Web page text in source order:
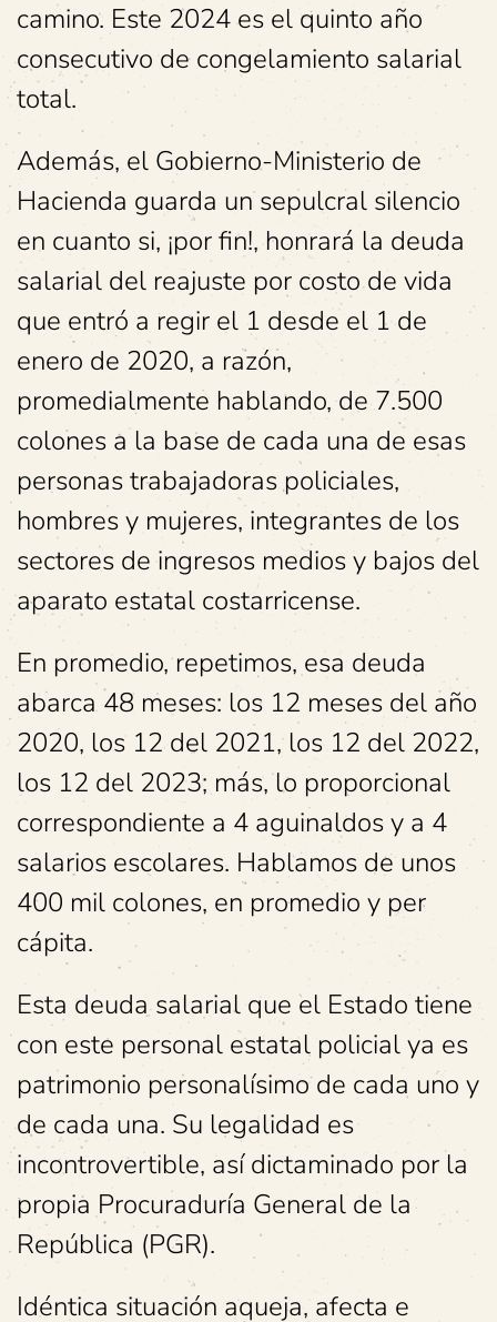
camino. Este 2024 es el quinto año
consecutivo de congelamiento salarial
total.
Además, el Gobierno-Ministerio de
Hacienda guarda un sepulcral silencio
en cuanto si, ¡por fin!, honrará la deuda
salarial del reajuste por costo de vida
que entró a regir el 1 desde el 1 de
enero de 2020, a razón,
promedialmente hablando, de 7.500
colones a la base de cada una de esas
personas trabajadoras policiales,
hombres y mujeres, integrantes de los
sectores de ingresos medios y bajos del
aparato estatal costarricense.
En promedio, repetimos, esa deuda
abarca 48 meses: los 12 meses del año
2020, los 12 del 2021, los 12 del 2022,
los 12 del 2023; más, lo proporcional
correspondiente a 4 aguinaldos y a 4
salarios escolares. Hablamos de unos
400 mil colones, en promedio y per
cápita.
Esta deuda salarial que el Estado tiene
con este personal estatal policial ya es
patrimonio personalísimo de cada uno y
de cada una. Su legalidad es
incontrovertible, así dictaminado por la
propia Procuraduría General de la
República (PGR).
Idéntica situación aqueja, afecta e